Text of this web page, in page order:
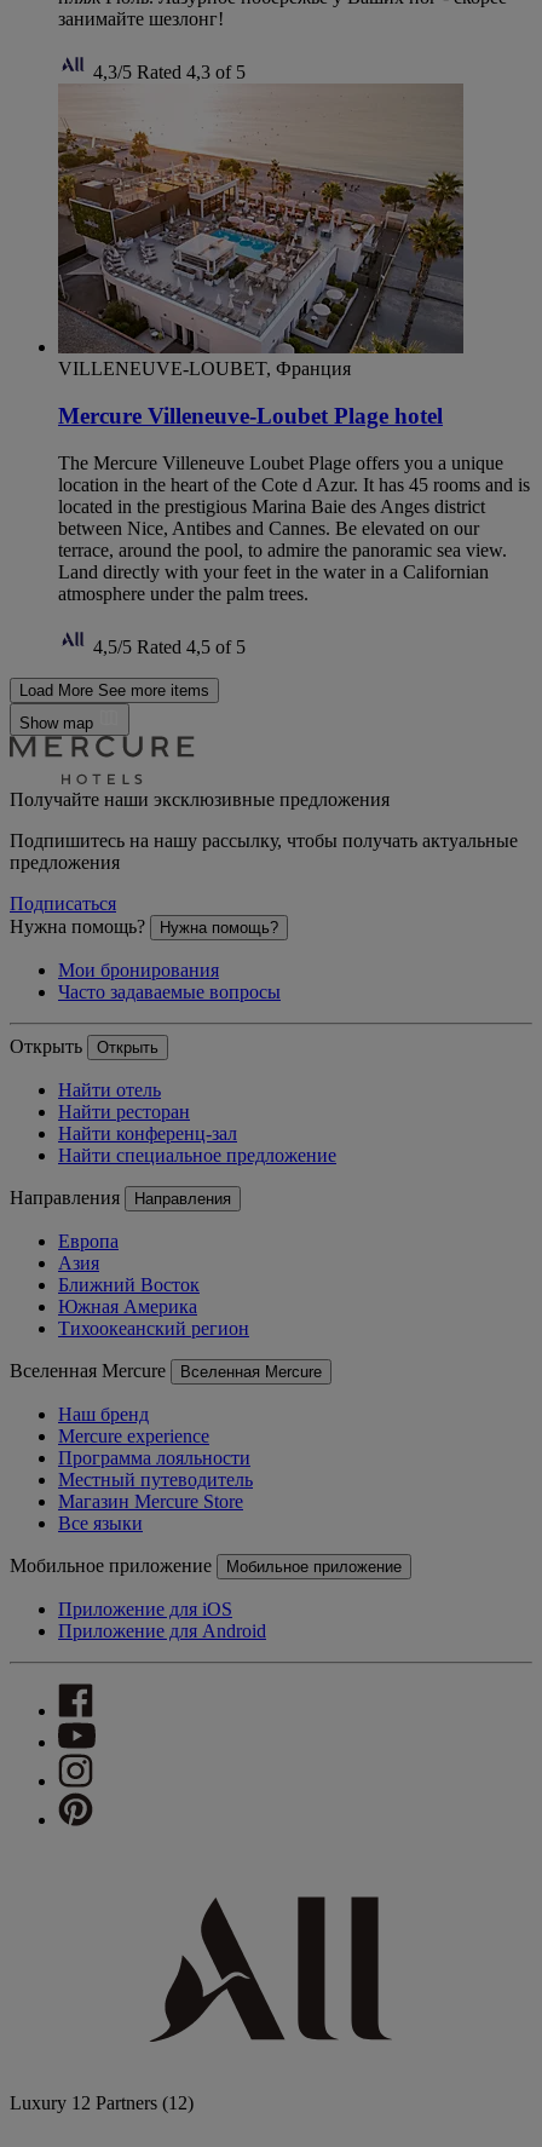
занимайте шезлонг!
4,3/5 Rated 4,3 of 5
VILLENEUVE-LOUBET, Франция
Mercure Villeneuve-Loubet Plage hotel
The Mercure Villeneuve Loubet Plage offers you a unique
location in the heart of the Cote d Azur. It has 45 rooms and is
located in the prestigious Marina Baie des Anges district
between Nice, Antibes and Cannes. Be elevated on our
terrace, around the pool, to admire the panoramic sea view.
Land directly with your feet in the water in a Californian
atmosphere under the palm trees.
4,5/5 Rated 4,5 of 5
Load More See more items
Show map
Получайте наши эксклюзивные предложения
Подпишитесь на нашу рассылку, чтобы получать актуальные
предложения
Подписаться
Нужна помощь?
Нужна помощь?
Мои бронирования
Часто задаваемые вопросы
Открыть Открыть
Найти отель
Найти ресторан
Найти конференц-зал
Найти специальное предложение
Направления Направления
Европа
Азия
Ближний Восток
Южная Америка
Тихоокеанский регион
Вселенная Mercure Вселенная Mercure
Наш бренд
Mercure experience
Программа лояльности
Местный путеводитель
Магазин Mercure Store
Все языки
Мобильное приложение Мобильное приложение
Приложение для iOS
Приложение для Android
Luxury 12 Partners (12)